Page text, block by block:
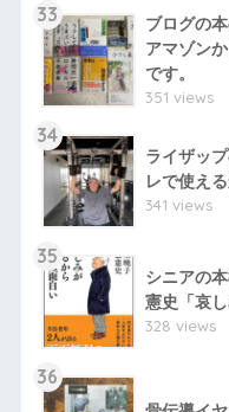
33
ブログの
アマゾン
です。
351 views
34
ライザッ
レで使え
341 views
35
シニアの
憲史「哀
328 views
36